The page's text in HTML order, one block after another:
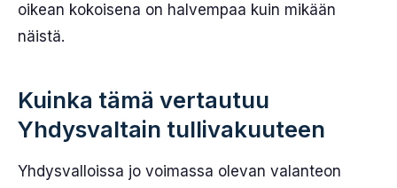
oikean kokoisena on halvempaa kuin mikään
näistä.
Kuinka tämä vertautuu
Yhdysvaltain tullivakuuteen
Yhdysvalloissa jo voimassa olevan valanteon